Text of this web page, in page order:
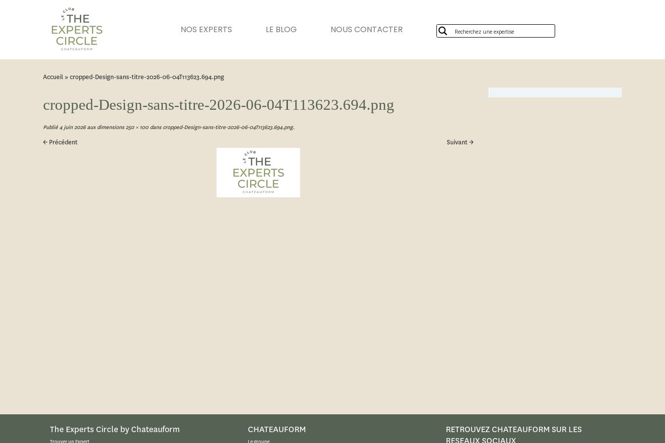
NOS EXPERTS LE BLOG NOUS CONTACTER
Accueil» cropped-Design-sans-titre-2026-06-04T113623.694.png
cropped-Design-sans-titre-2026-06-04T113623.694.png
Publié 4 juin 2026aux dimensions250 × 100danscropped-Design-sans-titre-2026-06-04T113623.694.png.
← Précédent Suivant →
The Experts Circle by Chateauform CHATEAUFORM
RETROUVEZ CHATEAUFORM SUR LES